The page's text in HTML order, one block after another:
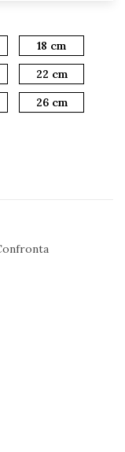
18 cm
22 cm
26 cm